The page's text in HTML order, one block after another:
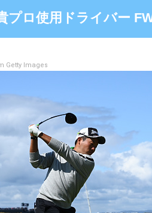
プロ使用ドライバー
Getty Images